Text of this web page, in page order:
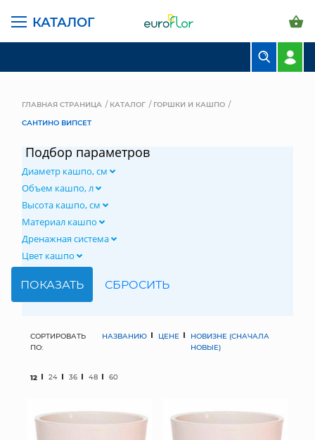
КАТАЛОГ
СВАДЕБНАЯ ФЛОРИСТИКА
МЯГКИЕ ИГРУШКИ
СУНДУКИ
ГЛАВНАЯ СТРАНИЦА КАТАЛОГ
ГОРШКИ И КАШПО
САНТИНО ВИПСЕТ
Подбор параметров
Диаметр кашпо, см
Объем кашпо, л
Высота кашпо, см
Материал кашпо
Дренажная система
Цвет кашпо
СОРТИРОВАТЬ
ПО:
НАЗВАНИЮ ЦЕНЕ
НОВИЗНЕ (СНАЧАЛА
НОВЫЕ)
12 24 36 48 60